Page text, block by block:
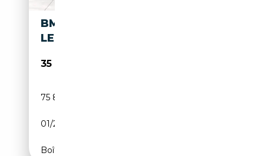
BMW X3 XDRIVE30E HIFI DAB
LED WLAN ACC + STOP&GO
35 999€
75 800 km
01/2023
Boîte automatique